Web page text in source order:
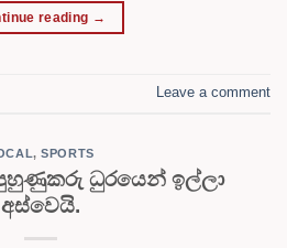
reading →
Leave a comment
,SPORTS
ධුරයෙන් ඉල්ලා
අස්වෙයි.